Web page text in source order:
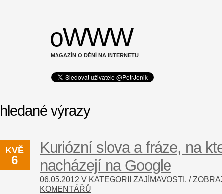
oWWW
MAGAZÍN O DĚNÍ NA INTERNETU
hledané výrazy
KVĚ
6
Kuriózní slova a fráze, na
nacházejí na Google
06.05.2012 V KATEGORII ZAJÍMAVOSTI . /
KOMENTÁŘŮ